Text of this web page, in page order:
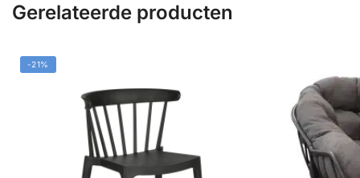
Gerelateerde producten
-21%